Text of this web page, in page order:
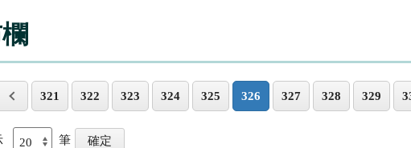
321 322 323 324 325 326 327 328 329
筆